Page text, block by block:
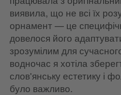
виявила, що не всі їх
орнамент — це
довелося його
зрозумілим для
водночас я хотіла
слов'янську естетику і
було важливо.